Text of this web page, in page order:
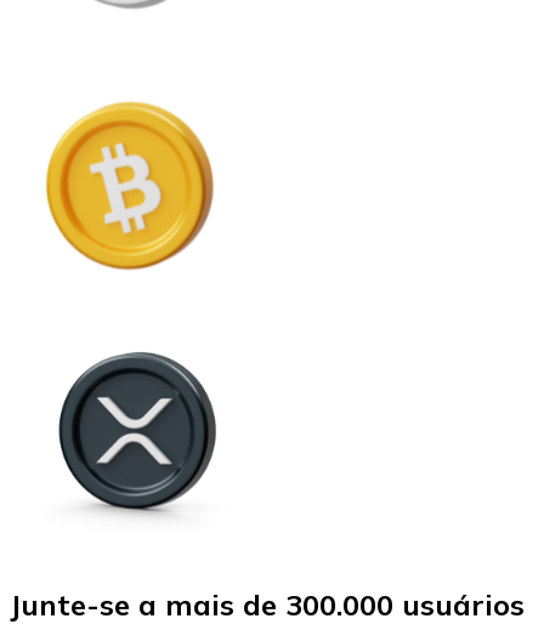
Junte-se a mais de 300.000 usuários